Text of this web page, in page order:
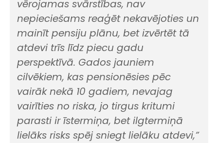
vērojamas svārstības, nav
nepieciešams reaģēt nekavējoties un
mainīt pensiju plānu, bet izvērtēt tā
atdevi trīs līdz piecu gadu
perspektīvā. Gados jauniem
cilvēkiem, kas pensionēsies pēc
vairāk nekā 10 gadiem, nevajag
vairīties no riska, jo tirgus kritumi
parasti ir īstermiņa, bet ilgtermiņā
lielāks risks spēj sniegt lielāku atdevi,”